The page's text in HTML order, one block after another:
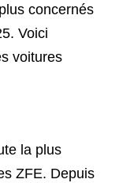
concernés
Voici
voitures
la plus
ZFE. Depuis